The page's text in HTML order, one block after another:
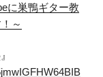
に巣鴨ギター教
～